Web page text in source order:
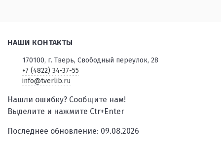
НАШИ КОНТАКТЫ
170100, г. Тверь, Свободный переулок, 28
+7 (4822) 34-37-55
info@tverlib.ru
Нашли ошибку? Сообщите нам!
Выделите и нажмите Ctr+Enter
Последнее обновление: 09.08.2026